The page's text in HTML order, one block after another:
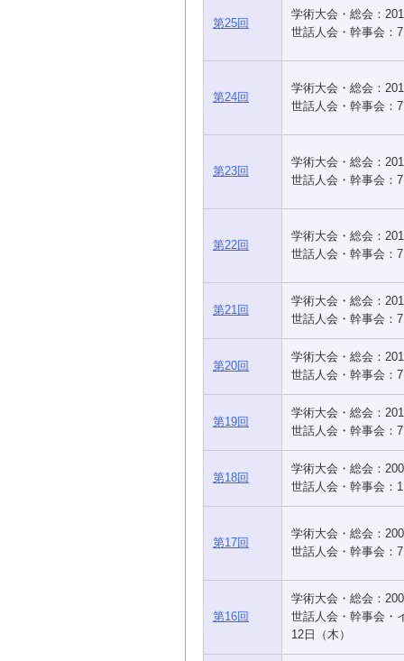
第25回
学術大会・総会：
世話人会・幹事会：
第24回
学術大会・総会：
世話人会・幹事会：
第23回
学術大会・総会：
世話人会・幹事会：
第22回
学術大会・総会：
世話人会・幹事会：
第21回
学術大会・総会：
世話人会・幹事会：
第20回
学術大会・総会：
世話人会・幹事会：
第19回
学術大会・総会：
世話人会・幹事会：
第18回
学術大会・総会：
世話人会・幹事会：
第17回
学術大会・総会：
世話人会・幹事会：
第16回
学術大会・総会：
世話人会・幹事会・
12日（木）